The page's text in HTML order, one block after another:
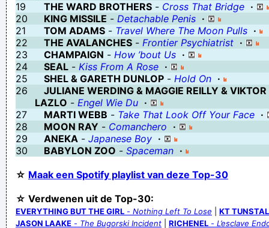
geweldsdreiging and found it doesn't violate our richtlijnen voor
de community.
Verknoei je tijd op een nuttige manier!
Geej se lèllike voel hod!
19
THE WARD BROTHERS - Cross That Bridge ·
20
KING MISSILE - Detachable Penis ·
21
TOM ADAMS - Travel Where The Moon Pulls ·
22
THE AVALANCHES - Frontier Psychiatrist ·
23
CHAMPAIGN - How ’bout Us ·
24
SEAL - Kiss From A Rose ·
25
SHEL & GARETH DUNLOP - Hold On ·
26
JULIANE WERDING & MAGGIE REILLY & VIKTOR
LAZLO - Engel Wie Du ·
27
MARTI WEBB - Take That Look Off Your Face ·
28
MOON RAY - Comanchero ·
29
ANEKA - Japanese Boy ·
30
BABYLON ZOO - Spaceman ·
☆ Maak een Spotify playlist van deze Top-30
☆ Verdwenen uit de Top-30:
EVERYTHING BUT THE GIRL - Nothing Left To Lose
KT
JASON LAAKE - The Bugorski Incident RICHENEL - L’esclave